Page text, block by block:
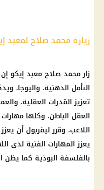
زيارة محمد صلاح لمعبد
زار محمد صلاح معبد إيكو
التأمل الذهنية، واليوجا،
تعزيز القدرات العقلية،
العقل الباطن، وكلها
اللاعب، وقرر ليفربول أن
يعزز المهارات الفنية لدى
بالفلسفة البوذية كما يظن